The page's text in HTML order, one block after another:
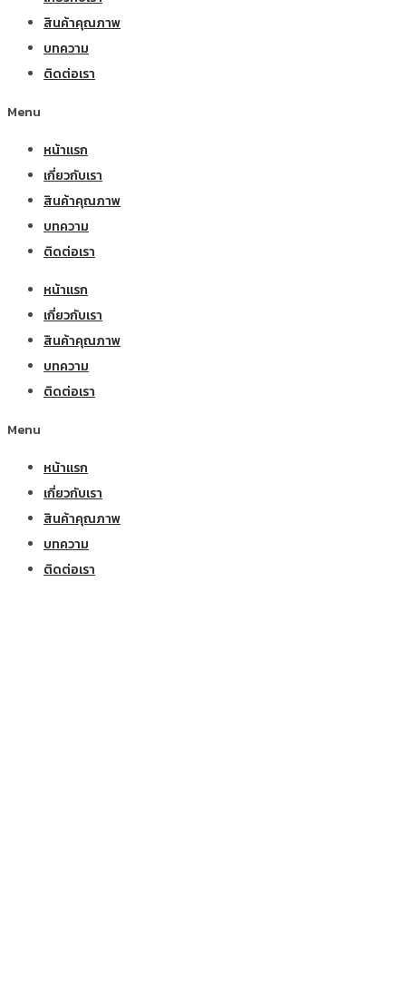
สินค้าคุณภาพ
บทความ
ติดต่อเรา
Menu
หน้าแรก
เกี่ยวกับเรา
สินค้าคุณภาพ
บทความ
ติดต่อเรา
หน้าแรก
เกี่ยวกับเรา
สินค้าคุณภาพ
บทความ
ติดต่อเรา
Menu
หน้าแรก
เกี่ยวกับเรา
สินค้าคุณภาพ
บทความ
ติดต่อเรา